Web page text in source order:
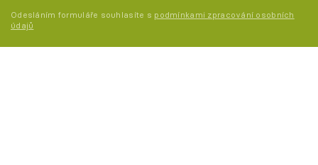
Odesláním formuláře souhlasíte s podmínkami zpracování osobních
údajů